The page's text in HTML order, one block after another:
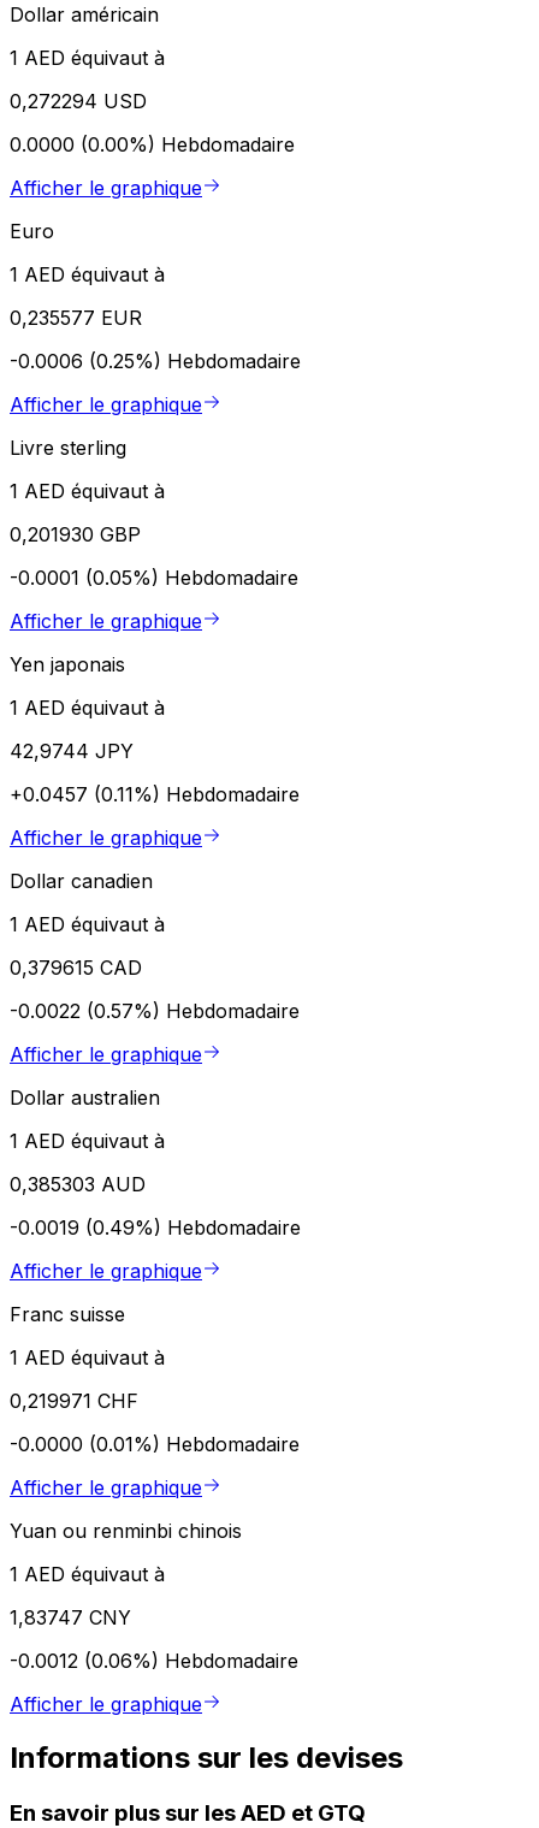
Dollar américain
1 AED équivaut à
0,272294 USD
0.0000 (0.00%) Hebdomadaire
Afficher le graphique
Euro
1 AED équivaut à
0,235577 EUR
-0.0006 (0.25%) Hebdomadaire
Afficher le graphique
Livre sterling
1 AED équivaut à
0,201930 GBP
-0.0001 (0.05%) Hebdomadaire
Afficher le graphique
Yen japonais
1 AED équivaut à
42,9744 JPY
+0.0457 (0.11%) Hebdomadaire
Afficher le graphique
Dollar canadien
1 AED équivaut à
0,379615 CAD
-0.0022 (0.57%) Hebdomadaire
Afficher le graphique
Dollar australien
1 AED équivaut à
0,385303 AUD
-0.0019 (0.49%) Hebdomadaire
Afficher le graphique
Franc suisse
1 AED équivaut à
0,219971 CHF
-0.0000 (0.01%) Hebdomadaire
Afficher le graphique
Yuan ou renminbi chinois
1 AED équivaut à
1,83747 CNY
-0.0012 (0.06%) Hebdomadaire
Afficher le graphique
Informations sur les devises
En savoir plus sur les AED et GTQ